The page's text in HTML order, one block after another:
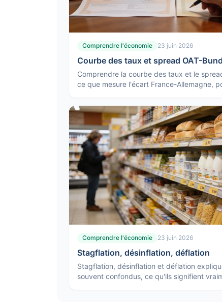
Comprendre l'économie 23 juin 2026
Courbe des taux et spread OAT-Bund
Comprendre la courbe des taux et le
ce que mesure l'écart France-Allemagne,
Comprendre l'économie 23 juin 2026
Stagflation, désinflation, déflation
Stagflation, désinflation et déflation
souvent confondus, ce qu'ils signifient